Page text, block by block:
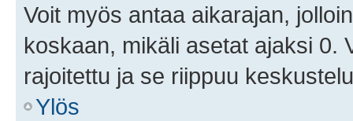
Voit myös antaa aikarajan,
koskaan, mikäli asetat ajaksi 0.
rajoitettu ja se riippuu
Ylös